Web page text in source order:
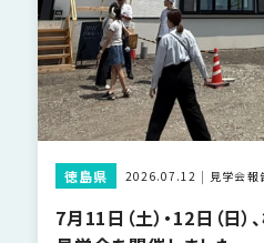
徳島県 2026.07.12 見学会報
7月11日（土）・12日（日